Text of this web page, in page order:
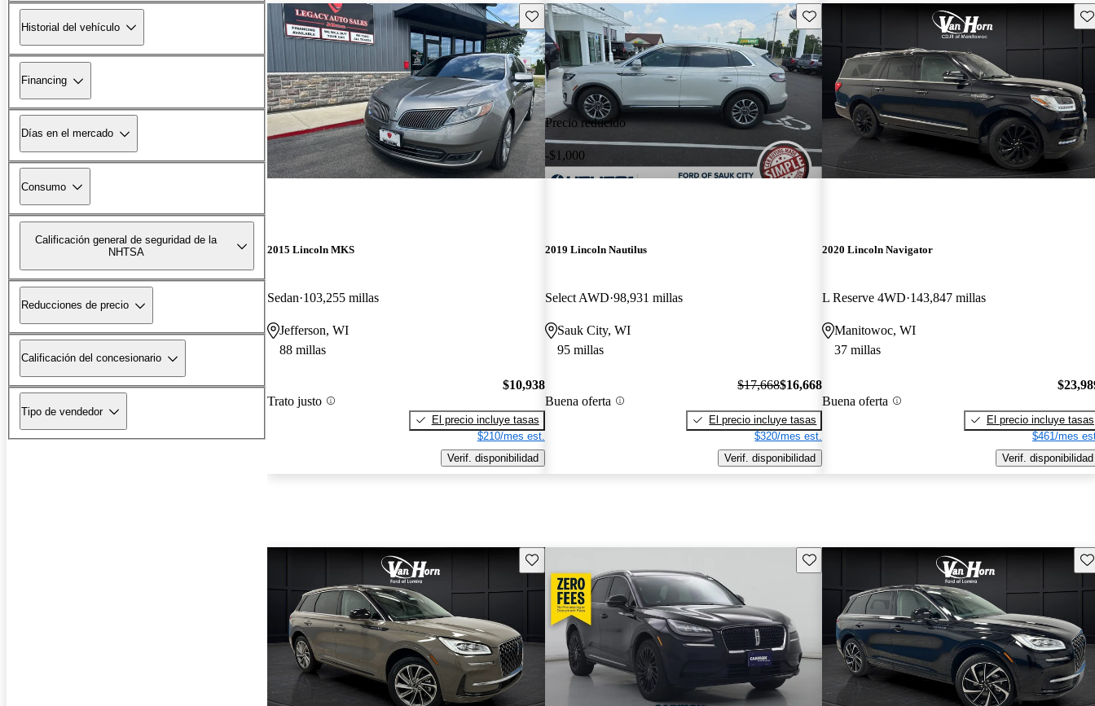
Historial del vehículo
Financing
Días en el mercado
Consumo
Calificación general de seguridad de la
NHTSA
Reducciones de precio
Calificación del concesionario
Tipo de vendedor
Guarda este Aviso
2015 Lincoln MKS
Sedan 103,255 millas
Jefferson, WI
88 millas
Trato justo
$10,938
El precio incluye tasas
$210/mes est.
Verif. disponibilidad
Precio reducido
-$1,000
Guarda este Aviso
2019 Lincoln Nautilus
Select AWD 98,931 millas
Sauk City, WI
95 millas
Buena oferta
$17,668$16,668
El precio incluye tasas
$320/mes est.
Verif. disponibilidad
2020 Lincoln Navigator
L Reserve 4WD 143,847 millas
Manitowoc, WI
37 millas
Buena oferta
El precio incluye tasas
$461/mes
Verif. disponibilidad
Guarda este Aviso Guarda este Aviso